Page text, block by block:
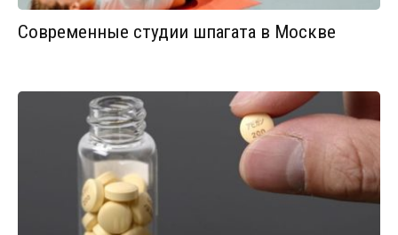
Современные студии шпагата в Москве